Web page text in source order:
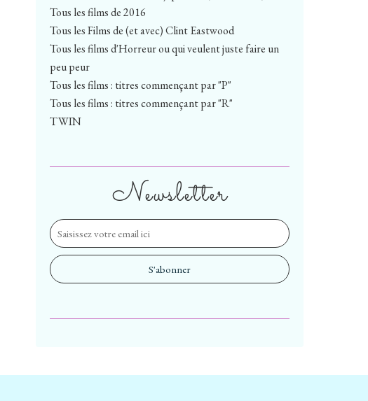
Newsletter
Tous les films de 2016
Tous les Films de (et avec) Clint Eastwood
Tous les films d'Horreur ou qui veulent juste faire un
peu peur
Tous les films : titres commençant par "P"
Tous les films : titres commençant par "R"
TWIN